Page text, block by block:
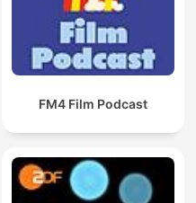
FM4 Film Podcast